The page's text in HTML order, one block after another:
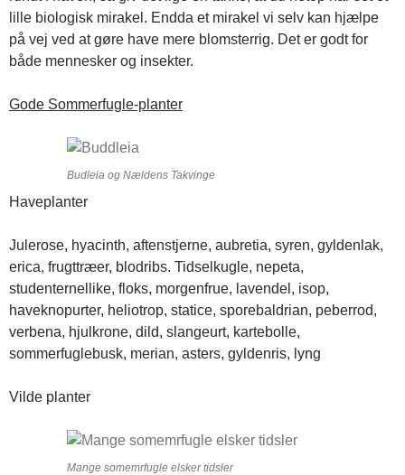
lille biologisk mirakel. Endda et mirakel vi selv kan hjælpe
på vej ved at gøre have mere blomsterrig. Det er godt for
både mennesker og insekter.
Gode Sommerfugle-planter
Budleia og Nældens Takvinge
Haveplanter
Julerose, hyacinth, aftenstjerne, aubretia, syren, gyldenlak,
erica, frugttræer, blodribs. Tidselkugle, nepeta,
studenternellike, floks, morgenfrue, lavendel, isop,
haveknopurter, heliotrop, statice, sporebaldrian, peberrod,
verbena, hjulkrone, dild, slangeurt, kartebolle,
sommerfuglebusk, merian, asters, gyldenris, lyng
Vilde planter
Mange somemrfugle elsker tidsler